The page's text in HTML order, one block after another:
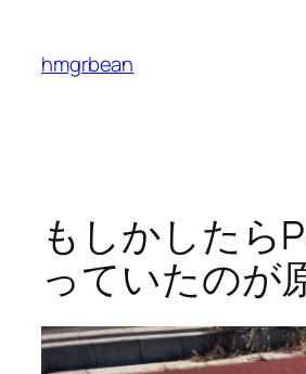
hmgrbean
もしかしたら
っていたのが